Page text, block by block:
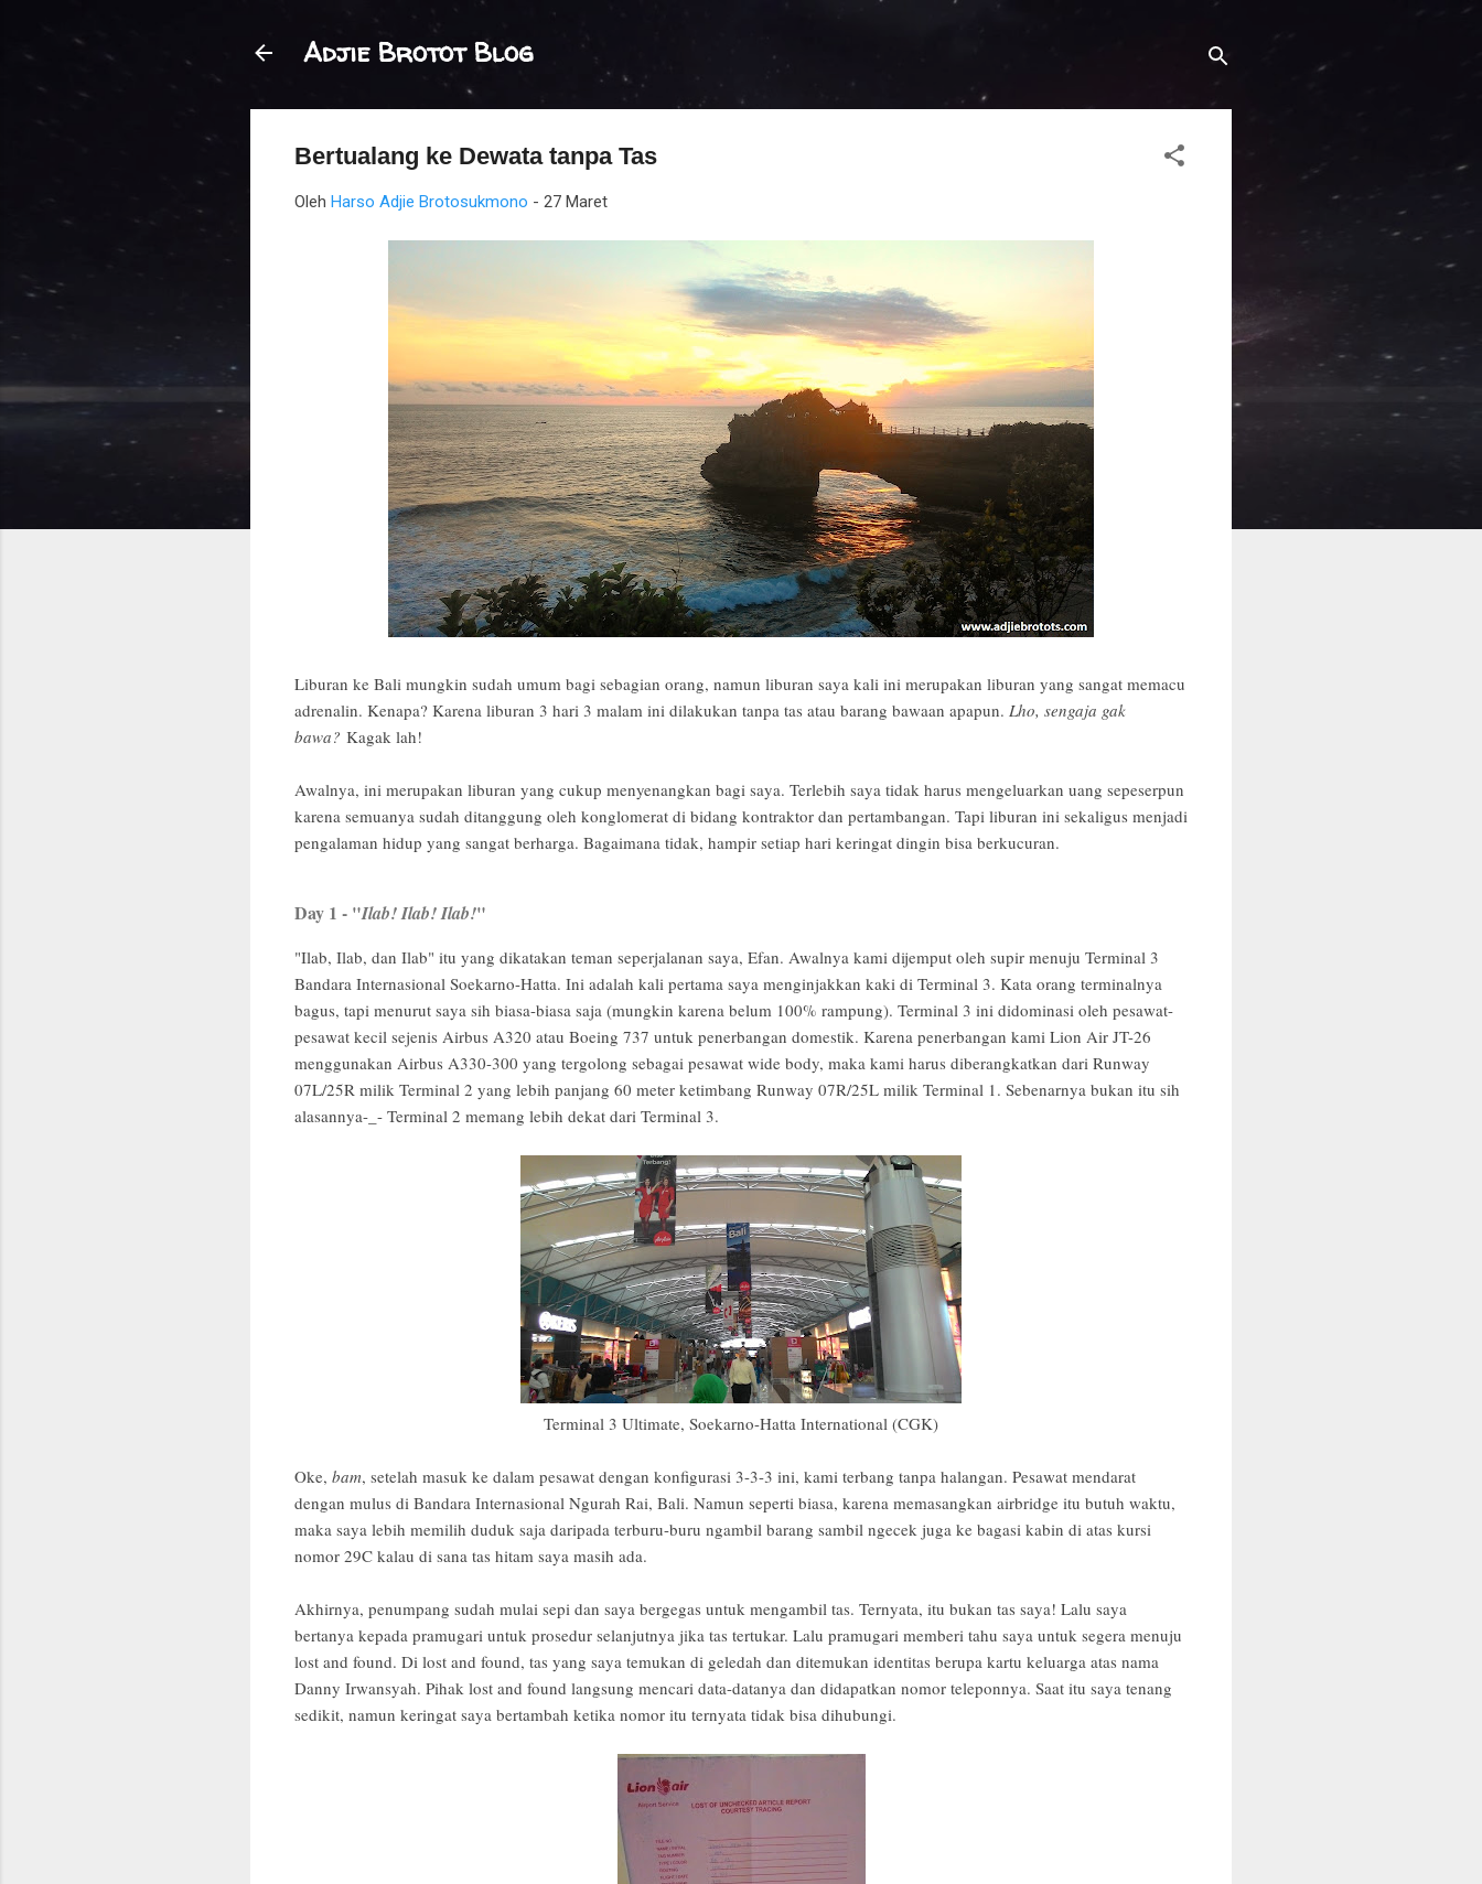
Adjie Brotot Blog
Bertualang ke Dewata tanpa Tas
Oleh Harso Adjie Brotosukmono - 27 Maret
Liburan ke Bali mungkin sudah umum bagi sebagian orang, namun liburan saya kali ini merupakan liburan yang sangat memacu
adrenalin. Kenapa? Karena liburan 3 hari 3 malam ini dilakukan tanpa tas atau barang bawaan apapun. Lho, sengaja gak
bawa? Kagak lah!
Awalnya, ini merupakan liburan yang cukup menyenangkan bagi saya. Terlebih saya tidak harus mengeluarkan uang sepeserpun
karena semuanya sudah ditanggung oleh konglomerat di bidang kontraktor dan pertambangan. Tapi liburan ini sekaligus menjadi
pengalaman hidup yang sangat berharga. Bagaimana tidak, hampir setiap hari keringat dingin bisa berkucuran.
Day 1 - "Ilab! Ilab! Ilab!"
"Ilab, Ilab, dan Ilab" itu yang dikatakan teman seperjalanan saya, Efan. Awalnya kami dijemput oleh supir menuju Terminal 3
Bandara Internasional Soekarno-Hatta. Ini adalah kali pertama saya menginjakkan kaki di Terminal 3. Kata orang terminalnya
bagus, tapi menurut saya sih biasa-biasa saja (mungkin karena belum 100% rampung). Terminal 3 ini didominasi oleh pesawat-
pesawat kecil sejenis Airbus A320 atau Boeing 737 untuk penerbangan domestik. Karena penerbangan kami Lion Air JT-26
menggunakan Airbus A330-300 yang tergolong sebagai pesawat wide body, maka kami harus diberangkatkan dari Runway
07L/25R milik Terminal 2 yang lebih panjang 60 meter ketimbang Runway 07R/25L milik Terminal 1. Sebenarnya bukan itu sih
alasannya-_- Terminal 2 memang lebih dekat dari Terminal 3.
Terminal 3 Ultimate, Soekarno-Hatta International (CGK)
Oke, bam, setelah masuk ke dalam pesawat dengan konfigurasi 3-3-3 ini, kami terbang tanpa halangan. Pesawat mendarat
dengan mulus di Bandara Internasional Ngurah Rai, Bali. Namun seperti biasa, karena memasangkan airbridge itu butuh waktu,
maka saya lebih memilih duduk saja daripada terburu-buru ngambil barang sambil ngecek juga ke bagasi kabin di atas kursi
nomor 29C kalau di sana tas hitam saya masih ada.
Akhirnya, penumpang sudah mulai sepi dan saya bergegas untuk mengambil tas. Ternyata, itu bukan tas saya! Lalu saya
bertanya kepada pramugari untuk prosedur selanjutnya jika tas tertukar. Lalu pramugari memberi tahu saya untuk segera menuju
lost and found. Di lost and found, tas yang saya temukan di geledah dan ditemukan identitas berupa kartu keluarga atas nama
Danny Irwansyah. Pihak lost and found langsung mencari data-datanya dan didapatkan nomor teleponnya. Saat itu saya tenang
sedikit, namun keringat saya bertambah ketika nomor itu ternyata tidak bisa dihubungi.